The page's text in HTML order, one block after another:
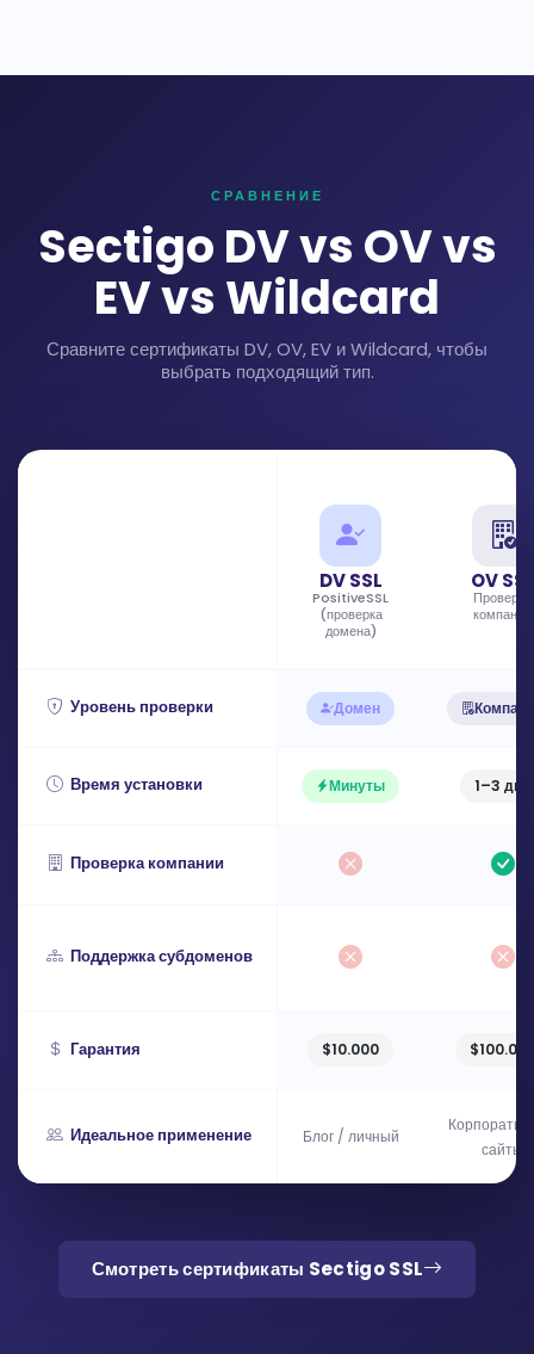
СРАВНЕНИЕ
Sectigo DV vs OV vs
EV vs Wildcard
Сравните сертификаты DV, OV, EV и Wildcard, чтобы
выбрать подходящий тип.
DV SSL
PositiveSSL
(проверка
домена)
OV SSL
Проверка
компании
Уровень проверки Домен
Время установки Минуты 1–3 дня
Проверка компании
Поддержка субдоменов
Гарантия $10.000
Идеальное применение Блог / личный
сайты
Смотреть сертификаты Sectigo SSL